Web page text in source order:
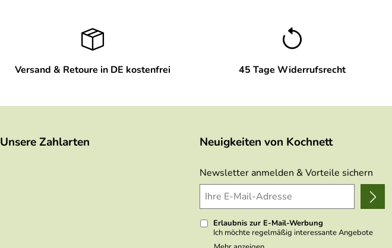
Versand & Retoure in DE kostenfrei 45 Tage Widerrufsrecht
Unsere Zahlarten Neuigkeiten von Kochnett
Newsletter anmelden & Vorteile sichern
Erlaubnis zur E-Mail-Werbung
Ich möchte regelmäßig interessante Angebote
per E-Mail erhalten. Meine E-Mail-Adresse wird